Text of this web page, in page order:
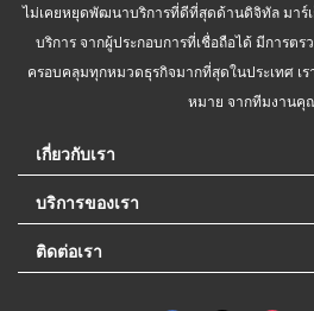
ไม่เคยหยุดพัฒนาบริการที่ดีที่สุดด้านดิจิทัล มาร์
บริการ จากผู้ประกอบการที่เชื่อถือได้ มีการต
ครอบคลุมทุกหมวดธุรกิจมากที่สุดในประเทศ เ
หมาย จากทีมงานคุ
เกี่ยวกับเรา
บริการของเรา
ติดต่อเรา